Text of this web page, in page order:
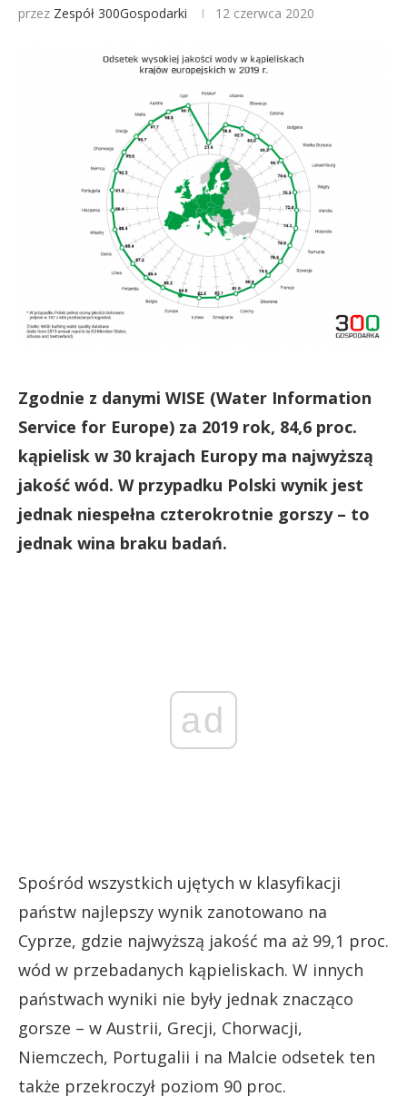
przez Zespół 300Gospodarki 12 czerwca 2020
Zgodnie z danymi WISE (Water Information
Service for Europe) za 2019 rok, 84,6 proc.
kąpielisk w 30 krajach Europy ma najwyższą
jakość wód. W przypadku Polski wynik jest
jednak niespełna czterokrotnie gorszy – to
jednak wina braku badań.
ad
Spośród wszystkich ujętych w klasyfikacji
państw najlepszy wynik zanotowano na
Cyprze, gdzie najwyższą jakość ma aż 99,1 proc.
wód w przebadanych kąpieliskach. W innych
państwach wyniki nie były jednak znacząco
gorsze – w Austrii, Grecji, Chorwacji,
Niemczech, Portugalii i na Malcie odsetek ten
także przekroczył poziom 90 proc.